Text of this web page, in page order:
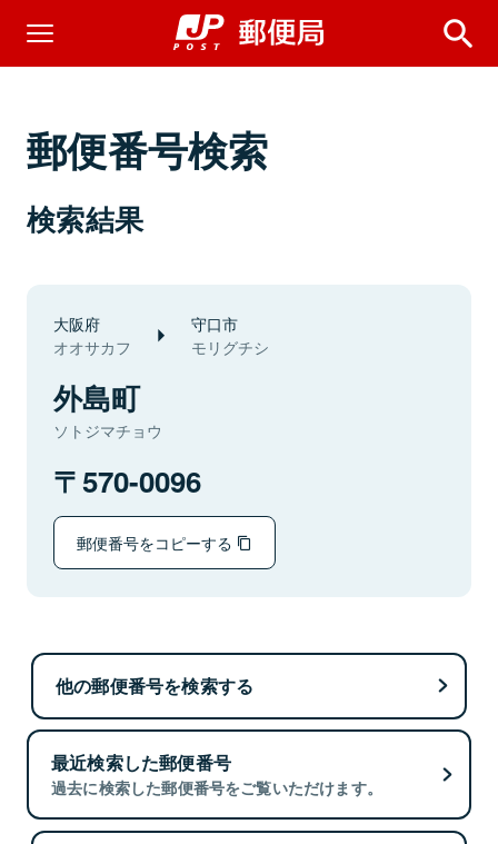
郵便番号検索
検索結果
大阪府
オオサカフ
守口市
モリグチシ
外島町
ソトジマチョウ
570-0096
郵便番号をコピーする
他の郵便番号を検索する
最近検索した郵便番号
過去に検索した郵便番号をご覧いただけます。